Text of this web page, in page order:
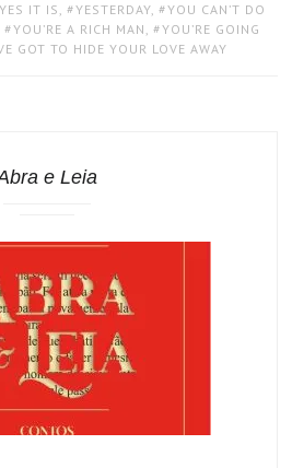
YES IT IS , YESTERDAY, YOU CAN’T DO
YOU’RE A RICH MAN , YOU’RE GOING
GOT TO HIDE YOUR LOVE AWAY
e Leia